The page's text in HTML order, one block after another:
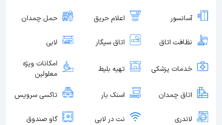
آسانسور اعلام حریق حمل چمدان
نظافت اتاق اتاق سیگار لابی
خدمات پزشکی تهیه بلیط
امکانات ویژه
معلولین
اتاق چمدان اسنک بار تاکسی سرویس
لاندری نت در لابی گاو صندوق